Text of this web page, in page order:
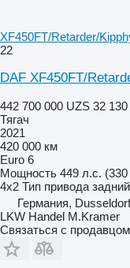
XF450FT/Retarder/
22
DAF XF450FT/
442 700 000 UZS 32 130
Тягач
2021
420 000 км
Euro 6
Мощность 449 л.с. (330
4x2 Тип привода
Германия, Dusseldorf
LKW Handel M.Kramer
Связаться с продавцом